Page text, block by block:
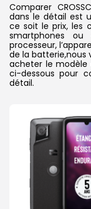
Comparer
dans le détail est
ce soit le prix, les
smartphones
processeur,
de la batterie,nous
acheter le modèle
ci-dessous pour
détail.